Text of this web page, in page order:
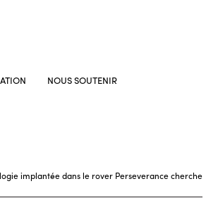
NOUS SOUTENIR
implantée dans le rover Perseverance cherche